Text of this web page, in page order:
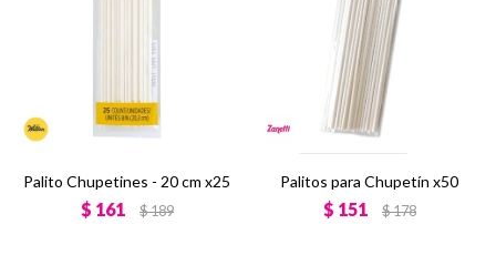
Palito Chupetines - 20 cm x25
$ 161 $189
Palitos para Chupetín x50
$ 151 $178